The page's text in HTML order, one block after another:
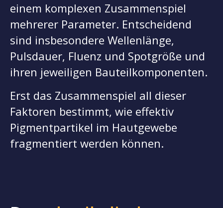
einem komplexen Zusammenspiel
mehrerer Parameter. Entscheidend
sind insbesondere Wellenlänge,
Pulsdauer, Fluenz und Spotgröße und
ihren jeweiligen Bauteilkomponenten.
Erst das Zusammenspiel all dieser
Faktoren bestimmt, wie effektiv
Pigmentpartikel im Hautgewebe
fragmentiert werden können.